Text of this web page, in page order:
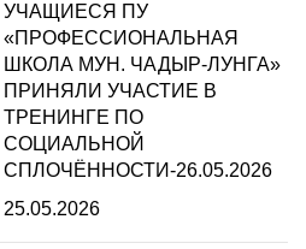
УЧАЩИЕСЯ ПУ
«ПРОФЕССИОНАЛЬНАЯ
ШКОЛА МУН. ЧАДЫР-ЛУНГА»
ПРИНЯЛИ УЧАСТИЕ В
ТРЕНИНГЕ ПО
СОЦИАЛЬНОЙ
СПЛОЧЁННОСТИ-26.05.2026
25.05.2026